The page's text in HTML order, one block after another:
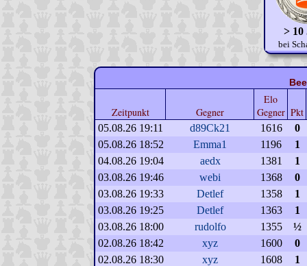
> 10
bei
Zeitpunkt Gegner
Elo
Gegner Pkt
05.08.26 19:11 d89Ck21 1616
0
05.08.26 18:52
Emma1 1196
1
04.08.26 19:04
aedx 1381
1
03.08.26 19:46
webi 1368
0
03.08.26 19:33
Detlef 1358
1
03.08.26 19:25
Detlef 1363
1
03.08.26 18:00
rudolfo 1355
½
02.08.26 18:42
xyz 1600
0
02.08.26 18:30
xyz 1608
1